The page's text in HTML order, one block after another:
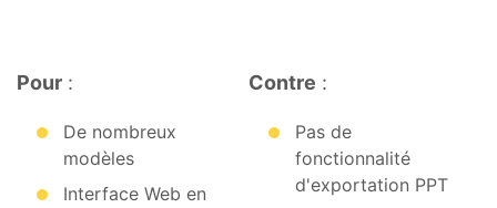
Pour :
De nombreux
modèles
Interface Web en
Contre :
Pas de
fonctionnalité
d'exportation PPT